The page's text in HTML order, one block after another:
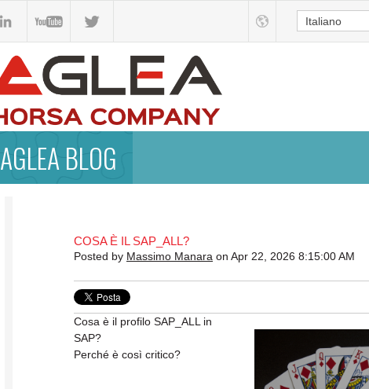
Italiano
AGLEA BLOG
COSA È IL SAP_ALL?
Posted by Massimo Manara on Apr 22, 2026 8:15:00 AM
Cosa è il profilo SAP_ALL in
SAP?
Perché è così critico?